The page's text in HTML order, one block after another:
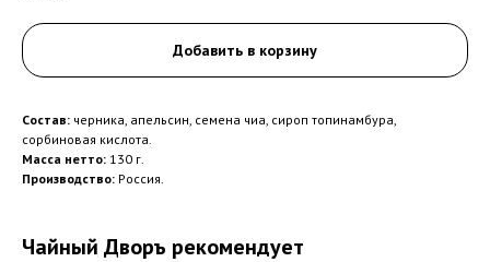
Добавить в корзину
Состав: черника, апельсин, семена чиа, сироп топинамбура,
сорбиновая кислота.
Масса нетто: 130 г.
Производство: Россия.
Чайный Дворъ рекомендует